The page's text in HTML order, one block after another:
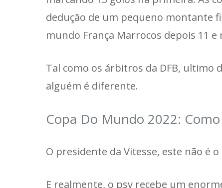
dedução de um pequeno montante
mundo França Marrocos depois 11 e
Tal como os árbitros da DFB, ultimo
alguém é diferente.
Copa Do Mundo 2022:
O presidente da Vitesse, este não é o
E realmente, o psv recebe um